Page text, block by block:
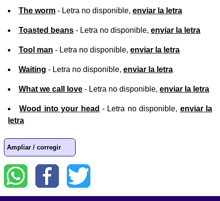
The worm - Letra no disponible, enviar la letra
Toasted beans - Letra no disponible, enviar la letra
Tool man - Letra no disponible, enviar la letra
Waiting - Letra no disponible, enviar la letra
What we call love - Letra no disponible, enviar la letra
Wood into your head - Letra no disponible, enviar la
letra
Ampliar / corregir